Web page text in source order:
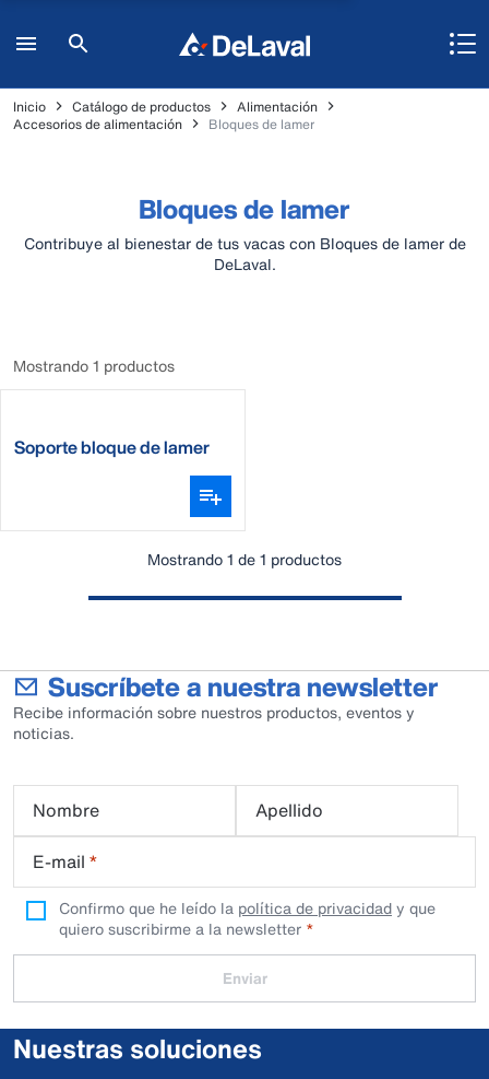
Inicio Catálogo de productos
Alimentación
Accesorios de alimentación
Bloques de lamer
Bloques de lamer
Contribuye al bienestar de tus vacas con Bloques de lamer de
DeLaval.
Mostrando 1 productos
Soporte bloque de lamer
Mostrando 1 de 1 productos
Suscríbete a nuestra newsletter
Recibe información sobre nuestros productos, eventos y
noticias.
Nombre
Apellido
E-mail *
Confirmo que he leído la política de privacidady que
quiero suscribirme a la newsletter
Enviar
Nuestras soluciones